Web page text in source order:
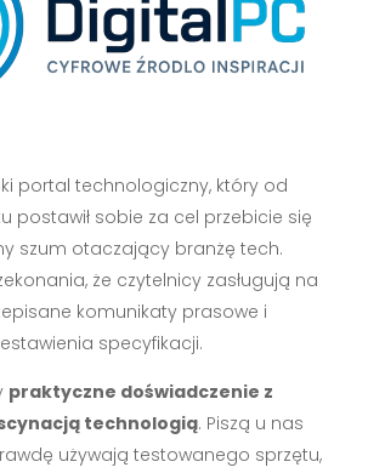
portal technologiczny, który od
postawił sobie za cel przebicie się
szum otaczający branżę tech.
że czytelnicy zasługują na
komunikaty prasowe i
specyfikacji.
praktyczne doświadczenie z
technologią. Piszą u nas
używają testowanego sprzętu,